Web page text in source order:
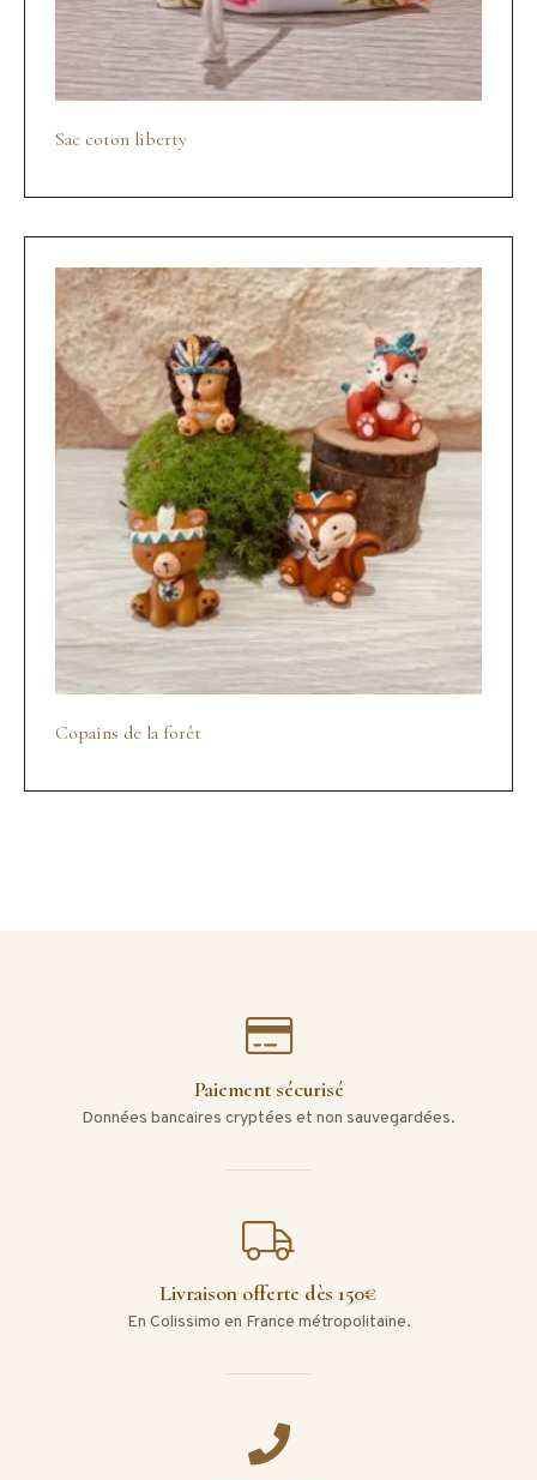
Sac coton liberty
Copains de la forêt
Paiement sécurisé
Données bancaires cryptées et non sauvegardées.
Livraison offerte dès 150€
En Colissimo en France métropolitaine.